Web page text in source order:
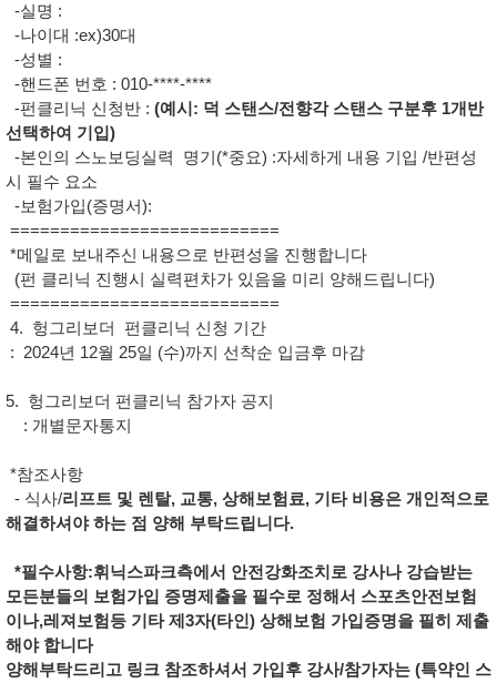
-실명 :
-나이대 :ex)30대
-성별 :
-핸드폰 번호 : 010-****-****
-펀클리닉 신청반 : (예시: 덕 스탠스/전향각 스탠스 구분후 1개반
선택하여 기입)
-본인의 스노보딩실력 명기(*중요) :자세하게 내용 기입 /반편성
시 필수 요소
-보험가입(증명서):
===========================
*메일로 보내주신 내용으로 반편성을 진행합니다
(펀 클리닉 진행시 실력편차가 있음을 미리 양해드립니다)
===========================
4. 헝그리보더 펀클리닉 신청 기간
: 2024년 12월 25일 (수)까지 선착순 입금후 마감
5. 헝그리보더 펀클리닉 참가자 공지
: 개별문자통지
*참조사항
- 식사/리프트 및 렌탈, 교통, 상해보험료, 기타 비용은 개인적으로
해결하셔야 하는 점 양해 부탁드립니다.
*필수사항:휘닉스파크측에서 안전강화조치로 강사나 강습받는
모든분들의 보험가입 증명제출을 필수로 정해서 스포츠안전보험
이나,레져보험등 기타 제3자(타인) 상해보험 가입증명을 필히 제출
해야 합니다
양해부탁드리고 링크 참조하셔서 가입후 강사/참가자는 (특약인 스